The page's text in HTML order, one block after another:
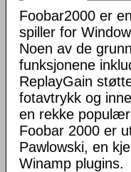
Foobar2000 er
spiller for
Noen av de
funksjonene
ReplayGain
fotavtrykk og
en rekke
Foobar 2000 er
Pawlowski, en
Winamp plugins.